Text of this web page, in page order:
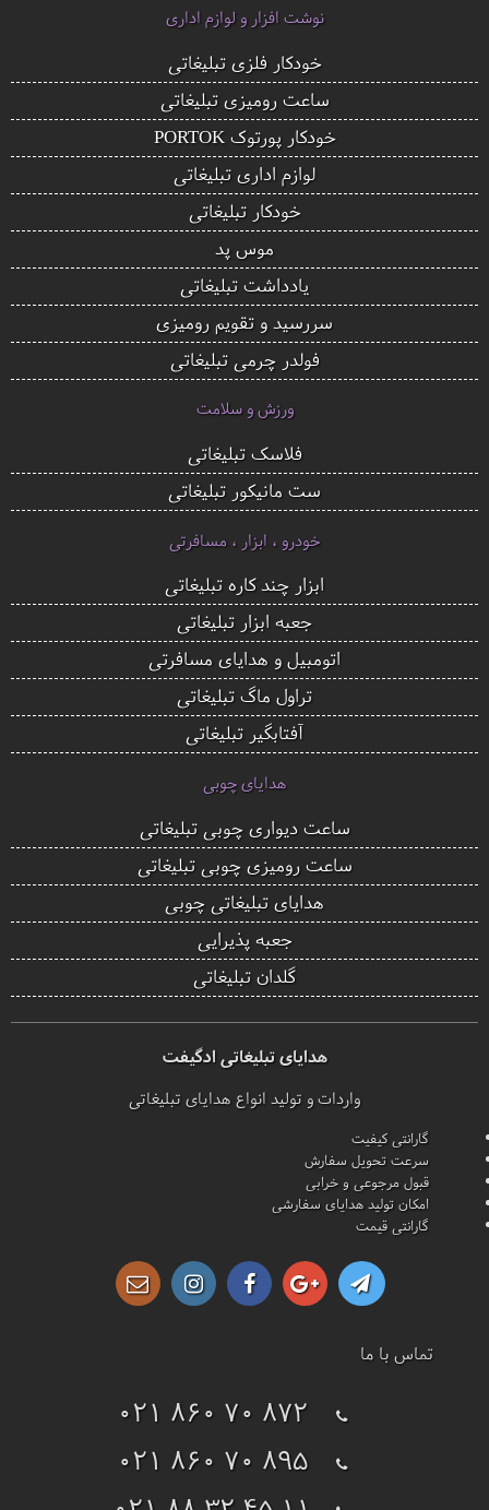
نوشت افزار و لوازم اداری
خودکار فلزی تبلیغاتی
ساعت رومیزی تبلیغاتی
خودکار پورتوک PORTOK
لوازم اداری تبلیغاتی
خودکار تبلیغاتی
موس پد
یادداشت تبلیغاتی
سررسید و تقویم رومیزی
فولدر چرمی تبلیغاتی
ورزش و سلامت
فلاسک تبلیغاتی
ست مانیکور تبلیغاتی
خودرو ، ابزار ، مسافرتی
ابزار چند کاره تبلیغاتی
جعبه ابزار تبلیغاتی
اتومبیل و هدایای مسافرتی
تراول ماگ تبلیغاتی
آفتابگیر تبلیغاتی
هدایای چوبی
ساعت دیواری چوبی تبلیغاتی
ساعت رومیزی چوبی تبلیغاتی
هدایای تبلیغاتی چوبی
جعبه پذیرایی
گلدان تبلیغاتی
هدایای تبلیغاتی ادگیفت
واردات و تولید انواع هدایای تبلیغاتی
گارانتی کیفیت
سرعت تحویل سفارش
قبول مرجوعی و خرابی
امکان تولید هدایای سفارشی
گارانتی قیمت
تماس با ما
021 860 70 872
021 860 70 895